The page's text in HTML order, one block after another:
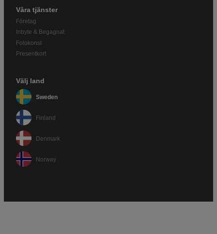
Våra tjänster
Företag
Inbyte & Begagnat
Fotokonst
Presentkort
Välj land
Sweden
Finland
Denmark
Norway